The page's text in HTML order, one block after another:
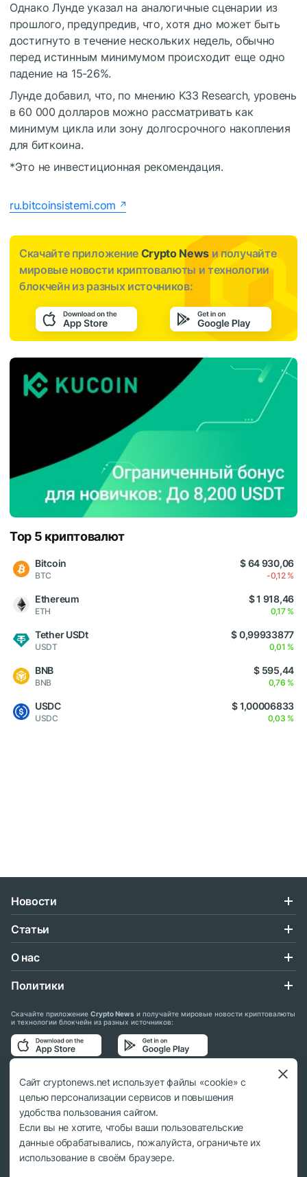
Однако Лунде указал на аналогичные сценарии из
прошлого, предупредив, что, хотя дно может быть
достигнуто в течение нескольких недель, обычно
перед истинным минимумом происходит еще одно
падение на 15-26%.
Лунде добавил, что, по мнению K33 Research, уровень
в 60 000 долларов можно рассматривать как
минимум цикла или зону долгосрочного накопления
для биткоина.
*Это не инвестиционная рекомендация.
ru.bitcoinsistemi.com
Скачайте приложение Crypto News и получайте
мировые новости криптовалюты и технологии
блокчейн из разных источников:
Top 5 криптовалют
Bitcoin
BTC
$ 64 930,06
-0,12 %
Ethereum
ETH
$ 1 918,46
0,17 %
Tether USDt
USDT
$ 0,99933877
0,01 %
BNB
BNB
$ 595,44
0,76 %
USDC
USDC
$ 1,00006833
0,03 %
Новости
Статьи
О нас
Политики
Скачайте приложение Crypto News и получайте мировые новости криптовалюты
и технологии блокчейн из разных источников:
Подписывайтесь на нас в социальных сетях:
© 2018 - 2026 Crypto News. При использовании материалов ссылка на
cryptonews.net обязательна.
Сайт cryptonews.net использует файлы «cookie» с
целью персонализации сервисов и повышения
удобства пользования сайтом.
Если вы не хотите, чтобы ваши пользовательские
данные обрабатывались, пожалуйста, ограничьте их
использование в своём браузере.